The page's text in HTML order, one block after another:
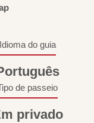
Idioma do guia
de passeio
privado